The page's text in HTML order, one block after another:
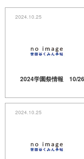
2024.10.25
2024学園祭情報 10/26
2024.10.25